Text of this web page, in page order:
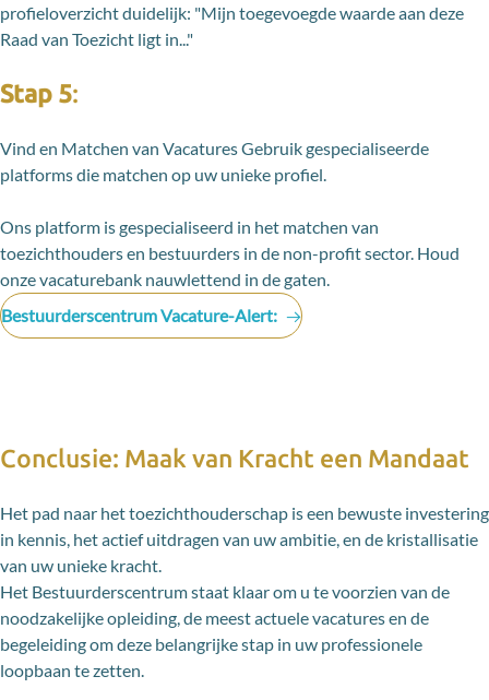
profieloverzicht duidelijk: "Mijn toegevoegde waarde aan deze
Raad van Toezicht ligt in..."
Stap 5:
Vind en Matchen van Vacatures Gebruik gespecialiseerde
platforms die matchen op uw unieke profiel.
Ons platform is gespecialiseerd in het matchen van
toezichthouders en bestuurders in de non-profit sector. Houd
onze vacaturebank nauwlettend in de gaten.
Bestuurderscentrum Vacature-Alert:
Conclusie: Maak van Kracht een Mandaat
Het pad naar het toezichthouderschap is een bewuste investering
in kennis, het actief uitdragen van uw ambitie, en de kristallisatie
van uw unieke kracht.
Het Bestuurderscentrum staat klaar om u te voorzien van de
noodzakelijke opleiding, de meest actuele vacatures en de
begeleiding om deze belangrijke stap in uw professionele
loopbaan te zetten.